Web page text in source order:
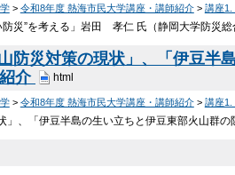
> 令和8年度 熱海市民大学講座・講師紹介> 講座1.
災”を考える」岩田 孝仁 氏（静岡大学防災
防災対策の現状」、「伊豆半
介
html
> 令和8年度 熱海市民大学講座・講師紹介> 講座1.
」、「伊豆半島の生い立ちと伊豆東部火山